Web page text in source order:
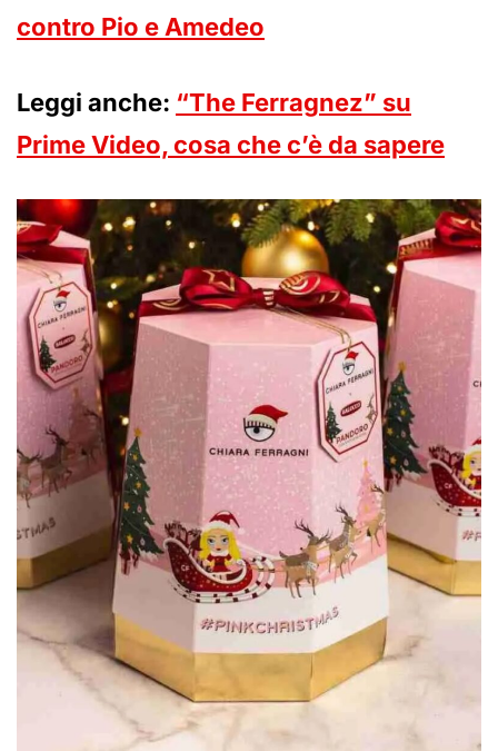
contro Pio e Amedeo
Leggi anche: “The Ferragnez” su
Prime Video, cosa che c’è da sapere